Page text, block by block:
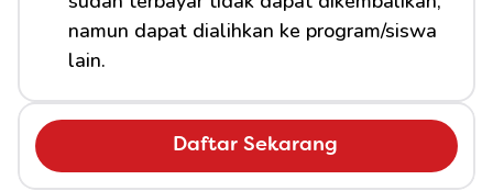
Daftar Sekarang
namun dapat dialihkan ke program/siswa
lain.